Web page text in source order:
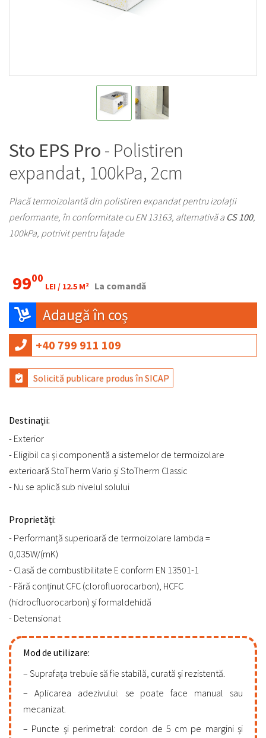
Sto EPS Pro - Polistiren
expandat, 100kPa, 2cm
Placă termoizolantă din polistiren expandat pentru izolații
performante, în conformitate cu EN 13163, alternativă a CS 100,
100kPa, potrivit pentru fațade
9900
LEI / 12.5 M² La comandă
Adaugă în coș
+40 799 911 109
Solicită publicare produs în SICAP
Destinații:
- Exterior
- Eligibil ca și componentă a sistemelor de termoizolare
exterioară StoTherm Vario și StoTherm Classic
- Nu se aplică sub nivelul solului
Proprietăți:
- Performanță superioară de termoizolare lambda =
0,035W/(mK)
- Clasă de combustibilitate E conform EN 13501-1
- Fără conținut CFC (clorofluorocarbon), HCFC
(hidrocfluorocarbon) și formaldehidă
- Detensionat
Mod de utilizare:
Suprafața trebuie să fie stabilă, curată şi rezistentă.
Aplicarea adezivului: se poate face manual sau
mecanizat.
Puncte și perimetral: cordon de 5 cm pe margini și